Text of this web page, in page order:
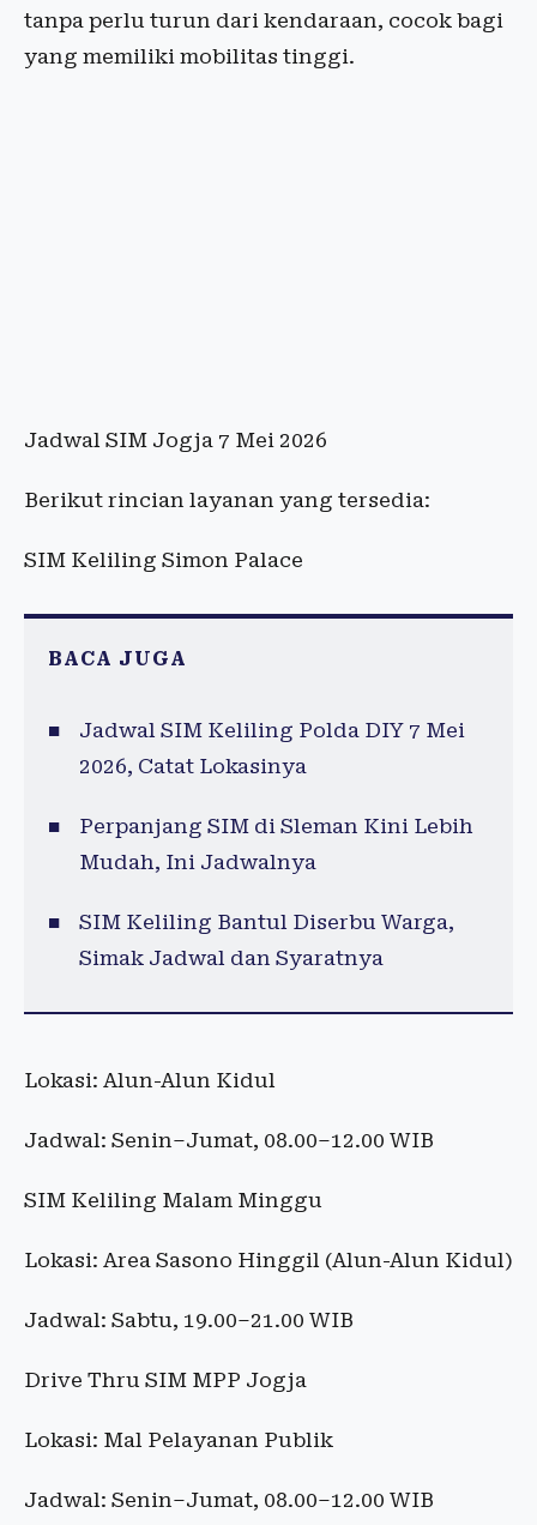
tanpa perlu turun dari kendaraan, cocok bagi
yang memiliki mobilitas tinggi.
Jadwal SIM Jogja 7 Mei 2026
Berikut rincian layanan yang tersedia:
SIM Keliling Simon Palace
BACA JUGA
Jadwal SIM Keliling Polda DIY 7 Mei
2026, Catat Lokasinya
Perpanjang SIM di Sleman Kini Lebih
Mudah, Ini Jadwalnya
SIM Keliling Bantul Diserbu Warga,
Simak Jadwal dan Syaratnya
Lokasi: Alun-Alun Kidul
Jadwal: Senin–Jumat, 08.00–12.00 WIB
SIM Keliling Malam Minggu
Lokasi: Area Sasono Hinggil (Alun-Alun Kidul)
Jadwal: Sabtu, 19.00–21.00 WIB
Drive Thru SIM MPP Jogja
Lokasi: Mal Pelayanan Publik
Jadwal: Senin–Jumat, 08.00–12.00 WIB